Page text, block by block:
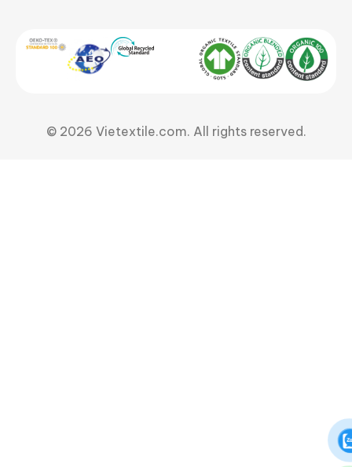
© 2026 Vietextile.com. All rights reserved.